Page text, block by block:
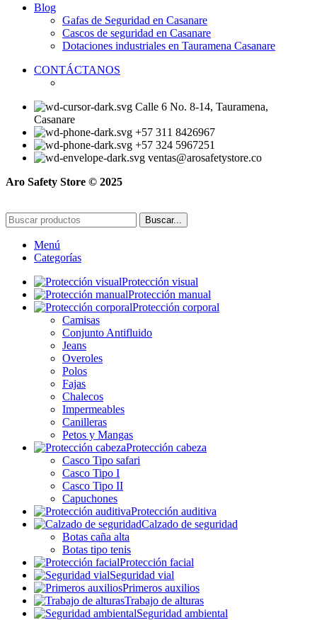
Blog
Gafas de Seguridad en Casanare
Cascos de seguridad en Casanare
Dotaciones industriales en Tauramena Casanare
CONTÁCTANOS
Calle 6 No. 8-14, Tauramena,
Casanare
+57 311 8426967
+57 324 5967251
ventas@arosafetystore.co
Aro Safety Store © 2025
Buscar...
Menú
Categorías
Protección visual
Protección manual
Protección corporal
Camisas
Conjunto Antifluido
Jeans
Overoles
Polos
Fajas
Chalecos
Impermeables
Canilleras
Petos y Mangas
Protección cabeza
Casco Tipo safari
Casco Tipo I
Casco Tipo II
Capuchones
Protección auditiva
Calzado de seguridad
Botas caña alta
Botas tipo tenis
Protección facial
Seguridad vial
Primeros auxilios
Trabajo de alturas
Seguridad ambiental